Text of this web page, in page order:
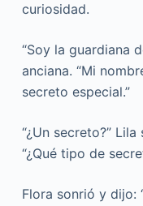
curiosidad.
“Soy la guardiana
anciana. “Mi
secreto especial.”
“¿Un secreto?”
“¿Qué tipo de
Flora sonrió y dijo: